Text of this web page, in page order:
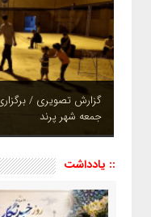
گزارش تصویری /
جمعه شهر پرند
چشم نوازی بوستان های
:: یادداشت